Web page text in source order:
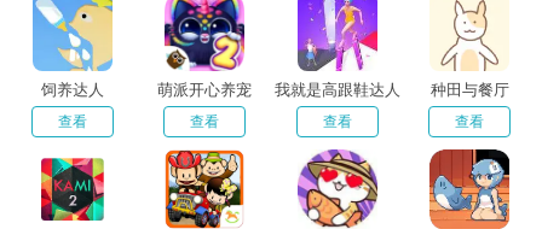
饲养达人
查看
萌派开心养宠
查看
我就是高跟鞋达人
查看
种田与餐厅
查看